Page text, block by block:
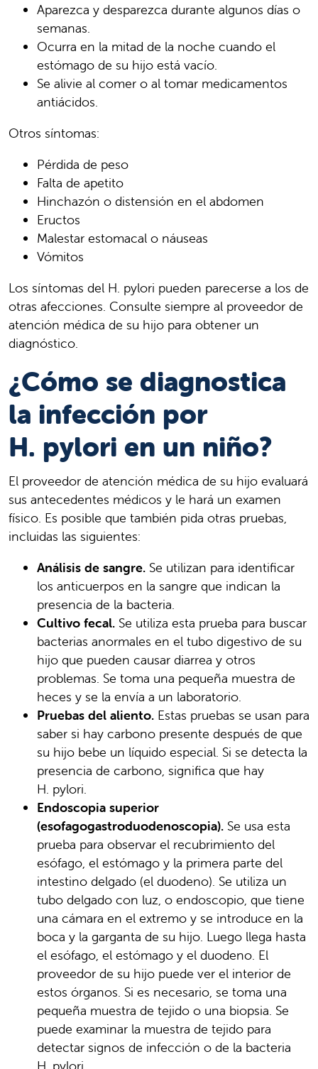
Aparezca y desparezca durante algunos días o
semanas.
Ocurra en la mitad de la noche cuando el
estómago de su hijo está vacío.
Se alivie al comer o al tomar medicamentos
antiácidos.
Otros síntomas:
Pérdida de peso
Falta de apetito
Hinchazón o distensión en el abdomen
Eructos
Malestar estomacal o náuseas
Vómitos
Los síntomas del H. pylori pueden parecerse a los de
otras afecciones. Consulte siempre al proveedor de
atención médica de su hijo para obtener un
diagnóstico.
¿Cómo se diagnostica
la infección por
H. pylori en un niño?
El proveedor de atención médica de su hijo evaluará
sus antecedentes médicos y le hará un examen
físico. Es posible que también pida otras pruebas,
incluidas las siguientes:
Análisis de sangre. Se utilizan para identificar
los anticuerpos en la sangre que indican la
presencia de la bacteria.
Cultivo fecal. Se utiliza esta prueba para buscar
bacterias anormales en el tubo digestivo de su
hijo que pueden causar diarrea y otros
problemas. Se toma una pequeña muestra de
heces y se la envía a un laboratorio.
Pruebas del aliento. Estas pruebas se usan para
saber si hay carbono presente después de que
su hijo bebe un líquido especial. Si se detecta la
presencia de carbono, significa que hay
H. pylori.
Endoscopia superior
(esofagogastroduodenoscopia). Se usa esta
prueba para observar el recubrimiento del
esófago, el estómago y la primera parte del
intestino delgado (el duodeno). Se utiliza un
tubo delgado con luz, o endoscopio, que tiene
una cámara en el extremo y se introduce en la
boca y la garganta de su hijo. Luego llega hasta
el esófago, el estómago y el duodeno. El
proveedor de su hijo puede ver el interior de
estos órganos. Si es necesario, se toma una
pequeña muestra de tejido o una biopsia. Se
puede examinar la muestra de tejido para
detectar signos de infección o de la bacteria
H. pylori.